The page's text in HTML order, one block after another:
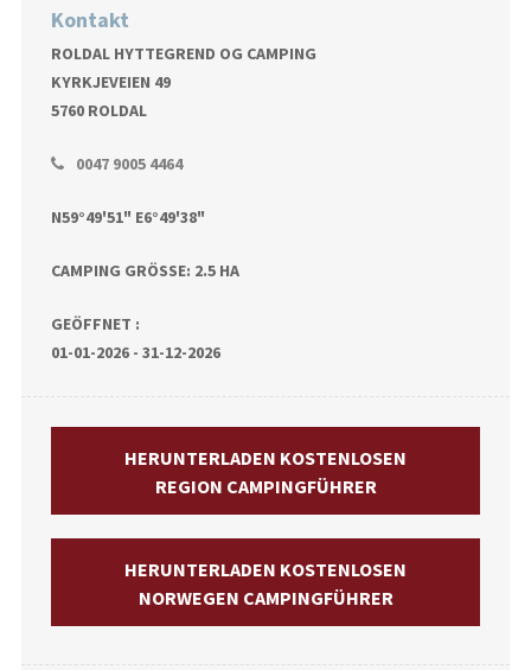
Kontakt
ROLDAL HYTTEGREND OG CAMPING
KYRKJEVEIEN 49
5760 ROLDAL
0047 9005 4464
N59°49'51" E6°49'38"
CAMPING GRÖSSE: 2.5 HA
GEÖFFNET :
01-01-2026 - 31-12-2026
HERUNTERLADEN KOSTENLOSEN
REGION CAMPINGFÜHRER
HERUNTERLADEN KOSTENLOSEN
NORWEGEN CAMPINGFÜHRER